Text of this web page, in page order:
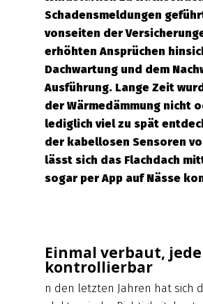
Schadensmeldungen
vonseiten der
erhöhten Ansprüchen
Dachwartung und dem
Ausführung. Lange Zeit
der Wärmedämmung nicht
lediglich viel zu spät
der kabellosen Sensoren
lässt sich das Flachdach
sogar per App auf Nässe
Einmal verbaut,
kontrollierbar
n den letzten Jahren hat sich